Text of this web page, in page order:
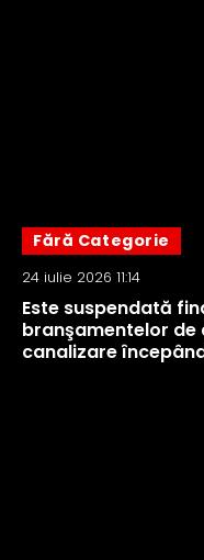
Fără Categorie
24 iulie 2026 11:14
Este suspendată
branşamentelor
canalizare